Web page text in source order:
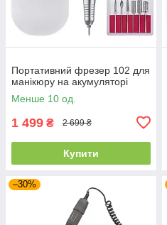
Портативний фрезер 102 для
манікюру на акумуляторі
Менше 10 од.
1 499 ₴ 2 699 ₴
Купити
–30%